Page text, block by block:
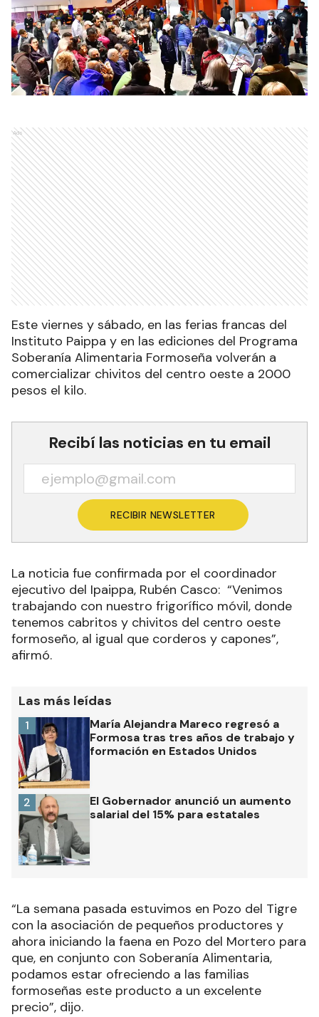
Ads
Este viernes y sábado, en las ferias francas del
Instituto Paippa y en las ediciones del Programa
Soberanía Alimentaria Formoseña volverán a
comercializar chivitos del centro oeste a 2000
pesos el kilo.
Recibí las noticias en tu email
RECIBIR NEWSLETTER
La noticia fue confirmada por el coordinador
ejecutivo del Ipaippa, Rubén Casco: “Venimos
trabajando con nuestro frigorífico móvil, donde
tenemos cabritos y chivitos del centro oeste
formoseño, al igual que corderos y capones”,
afirmó.
Las más leídas
María Alejandra Mareco regresó a
Formosa tras tres años de trabajo y
formación en Estados Unidos
1
El Gobernador anunció un aumento
salarial del 15% para estatales
2
“La semana pasada estuvimos en Pozo del Tigre
con la asociación de pequeños productores y
ahora iniciando la faena en Pozo del Mortero para
que, en conjunto con Soberanía Alimentaria,
podamos estar ofreciendo a las familias
formoseñas este producto a un excelente
precio”, dijo.